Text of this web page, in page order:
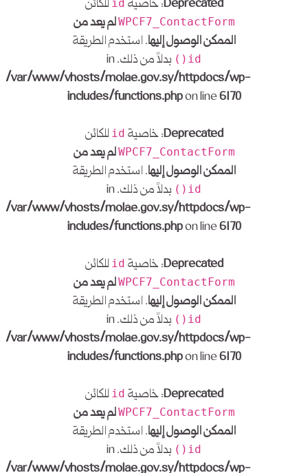
Deprecated: خاصية id للكائن
WPCF7_ContactFormلم يعد من
الممكن الوصول إليها. استخدم الطريقة
id()
بدلاً من ذلك. in
/var/www/vhosts/molae.gov.sy/httpdocs/wp-
includes/functions.phpon line6170
Deprecated: خاصية id للكائن
WPCF7_ContactFormلم يعد من
الممكن الوصول إليها. استخدم الطريقة
id()
بدلاً من ذلك. in
/var/www/vhosts/molae.gov.sy/httpdocs/wp-
includes/functions.phpon line6170
Deprecated: خاصية id للكائن
WPCF7_ContactFormلم يعد من
الممكن الوصول إليها. استخدم الطريقة
id()
بدلاً من ذلك. in
/var/www/vhosts/molae.gov.sy/httpdocs/wp-
includes/functions.phpon line6170
Deprecated: خاصية id للكائن
WPCF7_ContactFormلم يعد من
الممكن الوصول إليها. استخدم الطريقة
id()
بدلاً من ذلك. in
/var/www/vhosts/molae.gov.sy/httpdocs/wp-